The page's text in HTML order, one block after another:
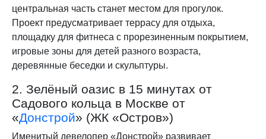
центральная часть станет местом для прогулок.
Проект предусматривает террасу для отдыха,
площадку для фитнеса с прорезиненным покрытием,
игровые зоны для детей разного возраста,
деревянные беседки и скульптуры.
2. Зелёный оазис в 15 минутах от
Садового кольца в Москве от
«Донстрой» (ЖК «Остров»)
Именитый девелопер «Донстрой» развивает